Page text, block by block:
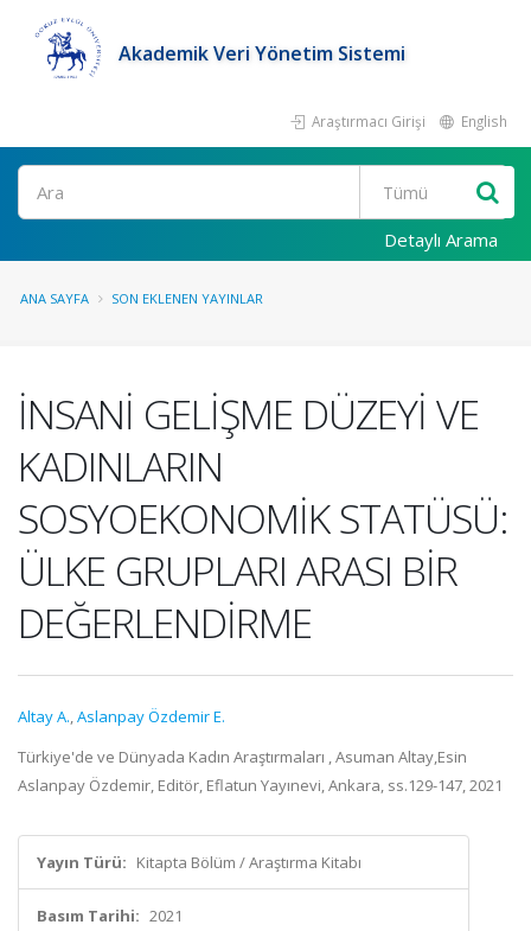
Akademik Veri Yönetim Sistemi
Araştırmacı Girişi English
Ara
Detaylı Arama
ANA SAYFA SON EKLENEN YAYINLAR
İNSANİ GELİŞME DÜZEYİ VE
KADINLARIN
SOSYOEKONOMİK STATÜSÜ:
ÜLKE GRUPLARI ARASI BİR
DEĞERLENDİRME
Altay A.,Aslanpay Özdemir E.
Türkiye'de ve Dünyada Kadın Araştırmaları , Asuman Altay,Esin
Aslanpay Özdemir, Editör, Eflatun Yayınevi, Ankara, ss.129-147, 2021
Yayın Türü: Kitapta Bölüm / Araştırma Kitabı
Basım Tarihi: 2021